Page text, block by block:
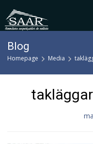
content
Blog
Homepage Media